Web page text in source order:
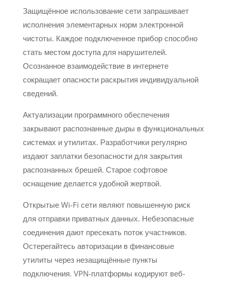
Защищённое использование сети запрашивает
исполнения элементарных норм электронной
чистоты. Каждое подключенное прибор способно
стать местом доступа для нарушителей.
Осознанное взаимодействие в интернете
сокращает опасности раскрытия индивидуальной
сведений.
Актуализации программного обеспечения
закрывают распознанные дыры в функциональных
системах и утилитах. Разработчики регулярно
издают заплатки безопасности для закрытия
распознанных брешей. Старое софтовое
оснащение делается удобной жертвой.
Открытые Wi-Fi сети являют повышенную риск
для отправки приватных данных. Небезопасные
соединения дают пресекать поток участников.
Остерегайтесь авторизации в финансовые
утилиты через незащищённые пункты
подключения. VPN-платформы кодируют веб-